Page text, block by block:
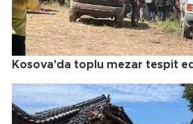
Kosova'da toplu mezar tespit